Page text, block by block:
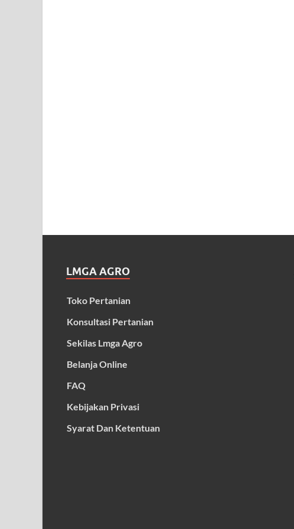
LMGA AGRO
Toko Pertanian
Konsultasi Pertanian
Sekilas Lmga Agro
Belanja Online
FAQ
Kebijakan Privasi
Syarat Dan Ketentuan